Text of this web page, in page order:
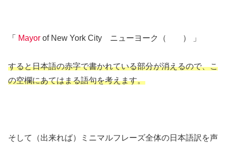
「 Mayor of New York City ニューヨーク（ ） 」
すると日本語の赤字で書かれている部分が消えるので、こ
の空欄にあてはまる語句を考えます。
そして（出来れば）ミニマルフレーズ全体の日本語訳を声